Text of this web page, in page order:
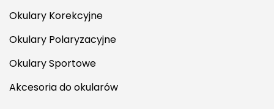
Okulary Korekcyjne
Okulary Polaryzacyjne
Okulary Sportowe
Akcesoria do okularów